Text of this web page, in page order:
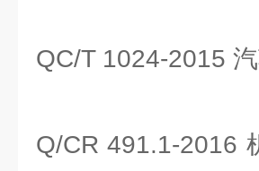
QC/T 1024-2015
Q/CR 491.1-2016